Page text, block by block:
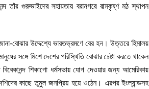
তাঁর গুরুভাইদের সহায়তায় বরানগরে রামকৃষ্ণ মঠ স্থাপন
বোঝার উদ্দেশ্যে ভারতভ্রমণে বের হন। উত্তরে হিমালয়
সঙ্গে মিশে দেশের পরিস্থিতি বোঝার চেষ্টা করতে থাকেন
বিবেকানন্দ শিকাগো ধর্মসভায় যোগ দেওয়ার জন্য আমেরিকায়
কাছে তুমুল জনপ্রিয় হয়ে ওঠেন। এরপর ইংল্যান্ডসহ